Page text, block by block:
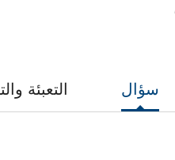
التعبئة سؤال